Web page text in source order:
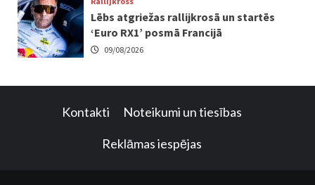
Lēbs atgriežas rallijkrosā un startēs
‘Euro RX1’ posmā Francijā
09/08/2026
Kontakti Noteikumi un tiesības
Reklāmas iespējas